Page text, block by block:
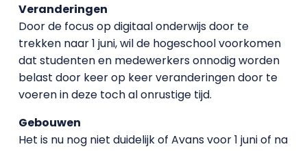
Veranderingen
Door de focus op digitaal onderwijs door te
trekken naar 1 juni, wil de hogeschool voorkomen
dat studenten en medewerkers onnodig worden
belast door keer op keer veranderingen door te
voeren in deze toch al onrustige tijd.
Gebouwen
Het is nu nog niet duidelijk of Avans voor 1 juni of na